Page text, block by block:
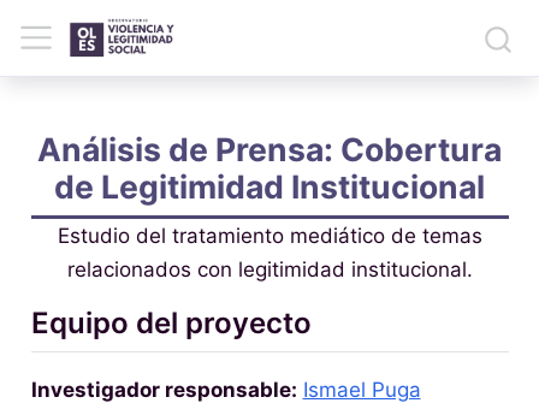
Análisis de Prensa: Cobertura
de Legitimidad Institucional
Estudio del tratamiento mediático de temas
relacionados con legitimidad institucional.
Equipo del proyecto
Investigador responsable: Ismael Puga